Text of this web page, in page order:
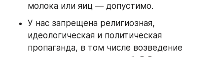
молока или яиц — допустимо.
У нас запрещена религиозная,
идеологическая и политическая
пропаганда, в том числе возведение